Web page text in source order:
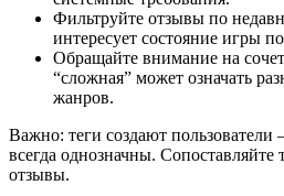
Фильтруйте отзывы по
интересует состояние игры
Обращайте внимание на
“сложная” может означать
жанров.
Важно: теги создают
всегда однозначны.
отзывы.